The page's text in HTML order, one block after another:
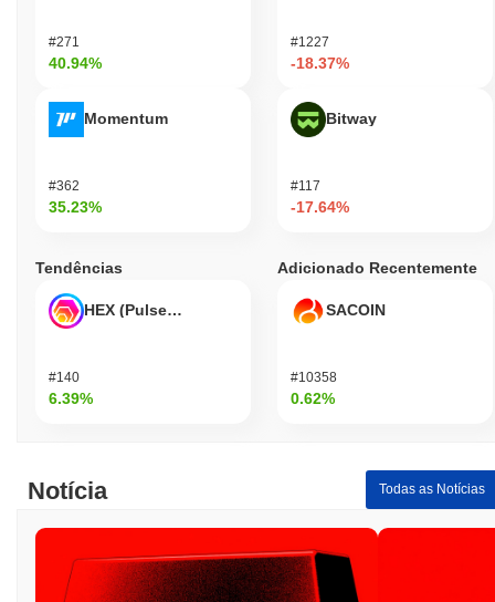
#271
40.94%
Momentum
#362
35.23%
#1227
-18.37%
Bitway
#117
-17.64%
Tendências
HEX (Pulsechain)
#140
6.39%
Adicionado Recentemente
SACOIN
#10358
0.62%
Notícia Todas as Notícias